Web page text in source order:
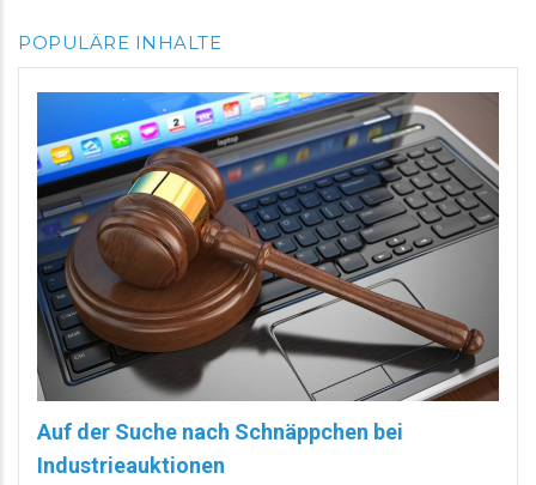
POPULÄRE INHALTE
Auf der Suche nach Schnäppchen bei
Industrieauktionen